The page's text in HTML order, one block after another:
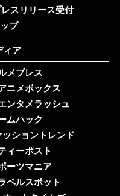
レスリリース受付
プ
ィア
メプレス
ニメボックス
ンタメラッシュ
ムハック
ショントレンド
ィーポスト
ーツマニア
ベルスポット